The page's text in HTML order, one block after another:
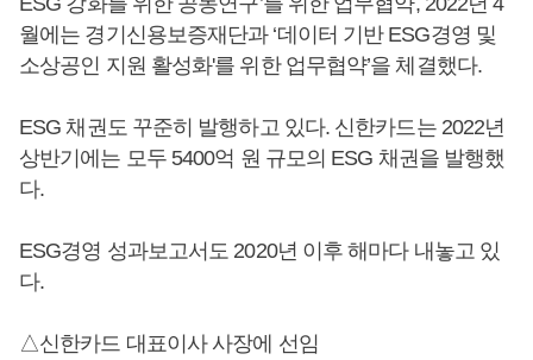
월에는 경기신용보증재단과 ‘데이터 기반 ESG경영 및
소상공인 지원 활성화'를 위한 업무협약’을 체결했다.
ESG 채권도 꾸준히 발행하고 있다. 신한카드는 2022년
상반기에는 모두 5400억 원 규모의 ESG 채권을 발행했
다.
ESG경영 성과보고서도 2020년 이후 해마다 내놓고 있
다.
△신한카드 대표이사 사장에 선임